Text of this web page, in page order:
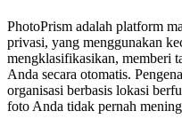
PhotoPrism adalah platform
privasi, yang menggunakan
mengklasifikasikan, memberi
Anda secara otomatis.
organisasi berbasis lokasi
foto Anda tidak pernah